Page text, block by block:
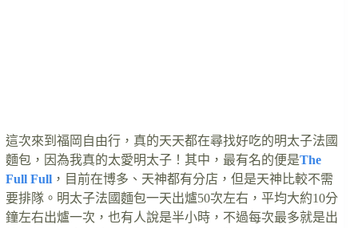
這次來到福岡自由行，真的天天都在尋找好吃的明太子法國
麵包，因為我真的太愛明太子！其中，最有名的便是The
Full Full ，目前在博多、天神都有分店，但是天神比較不需
要排隊。明太子法國麵包一天出爐50次左右，平均大約10分
鐘左右出爐一次，也有人說是半小時，不過每次最多就是出